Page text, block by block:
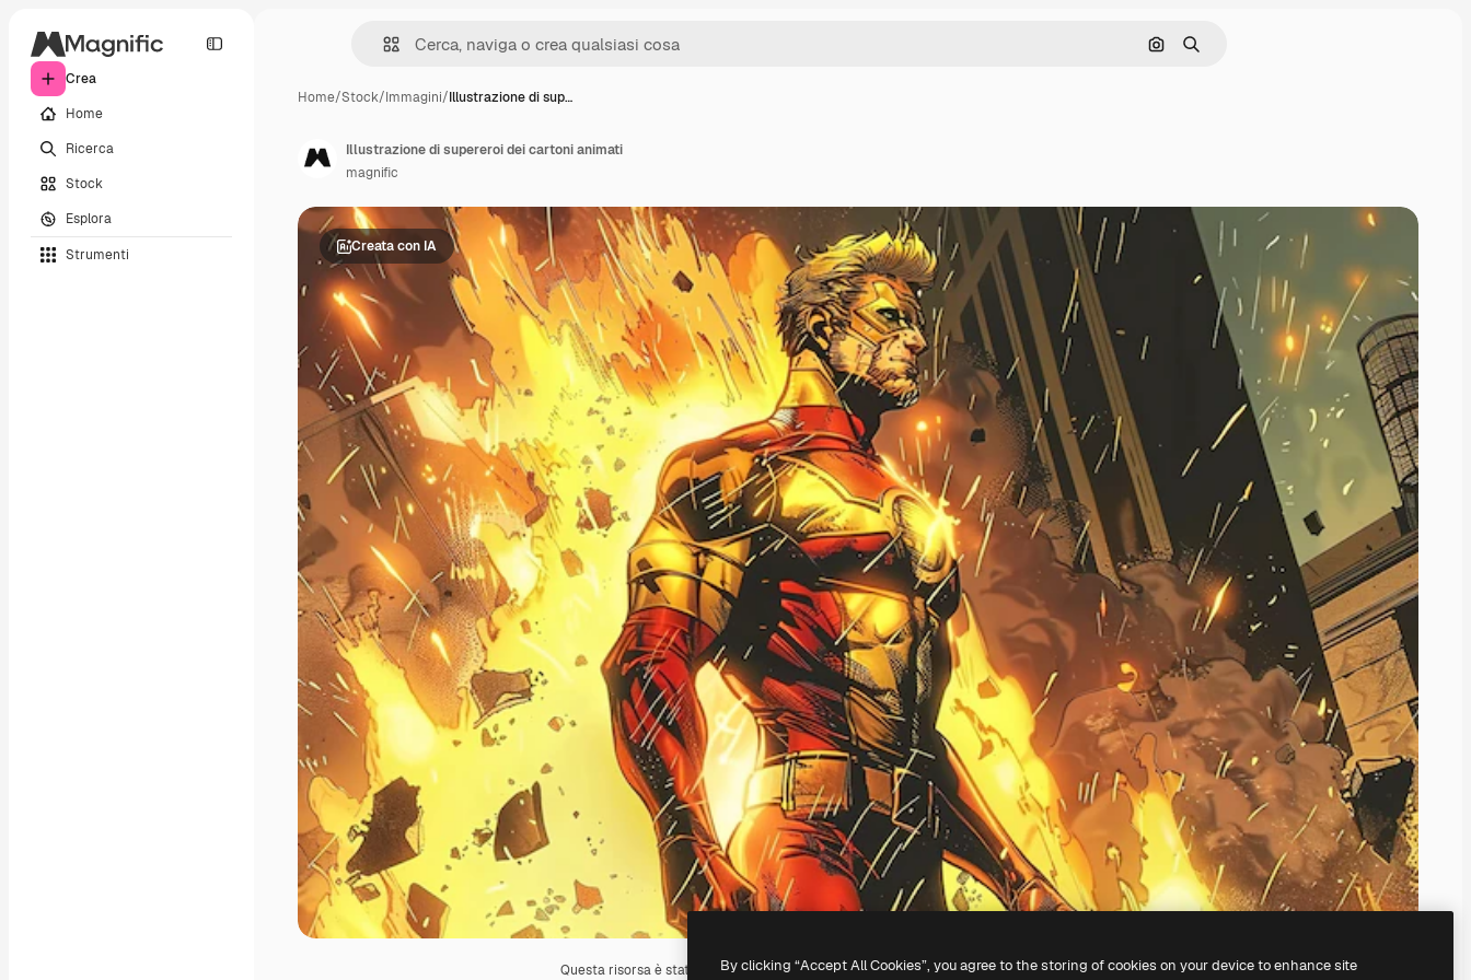
Crea
Home
Ricerca
Stock
Esplora
Strumenti
Cerca per immagine
Ricerca
Home/Stock/Immagini/Illustrazione di sup…
Creata con IA
Questa risorsa è stata generata con l' IA. Creane una tua utilizzando il generatore di immagini IA.
Illustrazione di supereroi dei cartoni animati
magnific
By clicking “Accept All Cookies”, you agree to the storing of cookies on your device to enhance site